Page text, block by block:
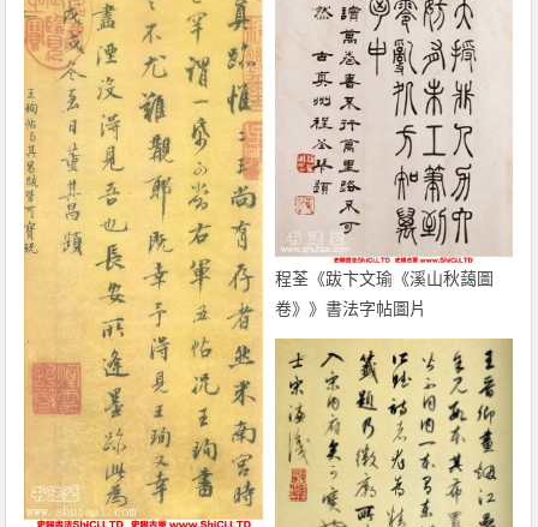
程荃《跋卞文瑜《溪山秋藹圖
卷》》書法字帖圖片